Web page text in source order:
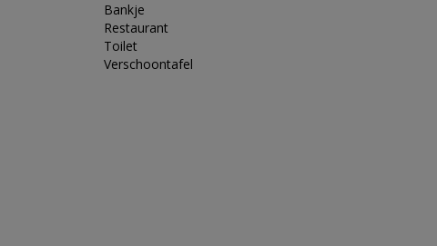
Bankje
Restaurant
Toilet
Verschoontafel